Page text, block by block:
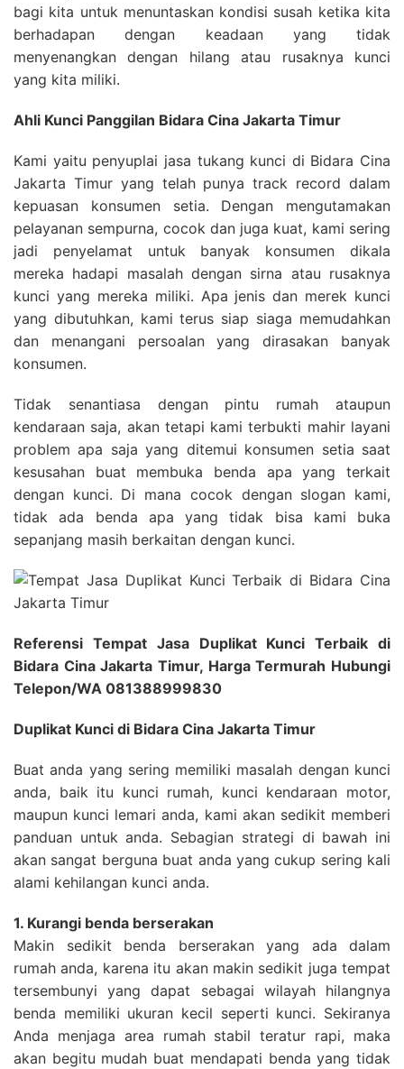
bagi kita untuk menuntaskan kondisi susah ketika kita
berhadapan dengan keadaan yang tidak
menyenangkan dengan hilang atau rusaknya kunci
yang kita miliki.
Ahli Kunci Panggilan Bidara Cina Jakarta Timur
Kami yaitu penyuplai jasa tukang kunci di Bidara Cina
Jakarta Timur yang telah punya track record dalam
kepuasan konsumen setia. Dengan mengutamakan
pelayanan sempurna, cocok dan juga kuat, kami sering
jadi penyelamat untuk banyak konsumen dikala
mereka hadapi masalah dengan sirna atau rusaknya
kunci yang mereka miliki. Apa jenis dan merek kunci
yang dibutuhkan, kami terus siap siaga memudahkan
dan menangani persoalan yang dirasakan banyak
konsumen.
Tidak senantiasa dengan pintu rumah ataupun
kendaraan saja, akan tetapi kami terbukti mahir layani
problem apa saja yang ditemui konsumen setia saat
kesusahan buat membuka benda apa yang terkait
dengan kunci. Di mana cocok dengan slogan kami,
tidak ada benda apa yang tidak bisa kami buka
sepanjang masih berkaitan dengan kunci.
Referensi Tempat Jasa Duplikat Kunci Terbaik di
Bidara Cina Jakarta Timur, Harga Termurah Hubungi
Telepon/WA 081388999830
Duplikat Kunci di Bidara Cina Jakarta Timur
Buat anda yang sering memiliki masalah dengan kunci
anda, baik itu kunci rumah, kunci kendaraan motor,
maupun kunci lemari anda, kami akan sedikit memberi
panduan untuk anda. Sebagian strategi di bawah ini
akan sangat berguna buat anda yang cukup sering kali
alami kehilangan kunci anda.
1. Kurangi benda berserakan
Makin sedikit benda berserakan yang ada dalam
rumah anda, karena itu akan makin sedikit juga tempat
tersembunyi yang dapat sebagai wilayah hilangnya
benda memiliki ukuran kecil seperti kunci. Sekiranya
Anda menjaga area rumah stabil teratur rapi, maka
akan begitu mudah buat mendapati benda yang tidak